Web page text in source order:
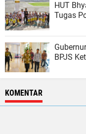
HUT
Tugas
BPJS
KOMENTAR